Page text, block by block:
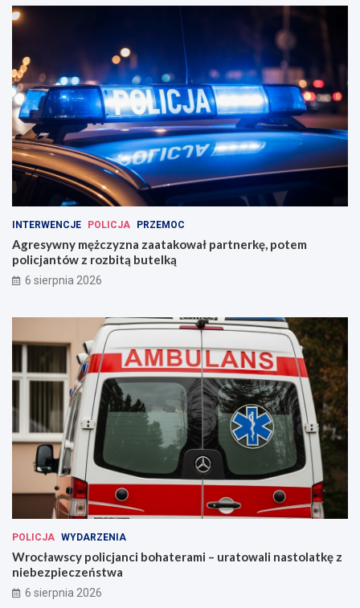
INTERWENCJE POLICJA PRZEMOC
Agresywny mężczyzna zaatakował partnerkę, potem
policjantów z rozbitą butelką
6 sierpnia 2026
POLICJA WYDARZENIA
Wrocławscy policjanci bohaterami – uratowali nastolatkę z
niebezpieczeństwa
6 sierpnia 2026